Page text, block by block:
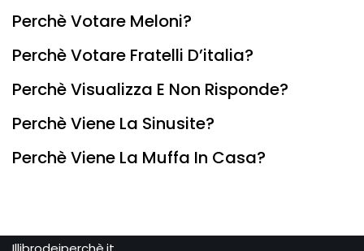
Perchè Votare Meloni?
Perchè Votare Fratelli D’italia?
Perchè Visualizza E Non Risponde?
Perchè Viene La Sinusite?
Perchè Viene La Muffa In Casa?